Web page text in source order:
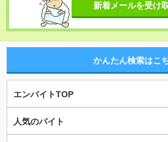
新着メールを受け
かんたん検索はこ
エンバイトTOP
人気のバイト